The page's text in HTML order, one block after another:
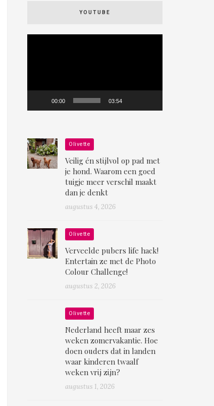
YOUTUBE
00:00 03:54
Olivette
Veilig én stijlvol op pad met
je hond. Waarom een goed
tuigje meer verschil maakt
dan je denkt
augustus 4, 2026
Olivette
Verveelde pubers life hack!
Entertain ze met de Photo
Colour Challenge!
augustus 2, 2026
Olivette
Nederland heeft maar zes
weken zomervakantie. Hoe
doen ouders dat in landen
waar kinderen twaalf
weken vrij zijn?
augustus 1, 2026